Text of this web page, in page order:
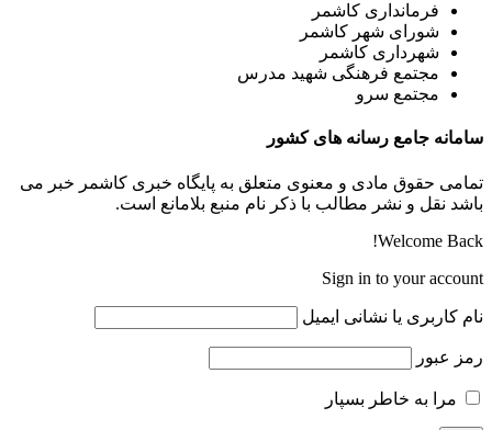
فرمانداری کاشمر
شورای شهر کاشمر
شهرداری کاشمر
مجتمع فرهنگی شهید مدرس
مجتمع سرو
سامانه جامع رسانه های کشور
تمامی حقوق مادی و معنوی متعلق به پایگاه خبری کاشمر خبر می
باشد نقل و نشر مطالب با ذکر نام منبع بلامانع است.
Welcome Back!
Sign in to your account
نام کاربری یا نشانی ایمیل
رمز عبور
مرا به خاطر بسپار